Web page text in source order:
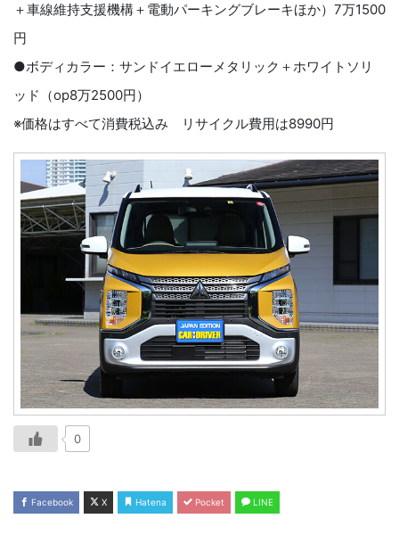
＋車線維持支援機構＋電動パーキングブレーキほか）7万1500
円
●ボディカラー：サンドイエローメタリック＋ホワイトソリ
ッド（op8万2500円）
※価格はすべて消費税込み リサイクル費用は8990円
0
Facebook X Hatena Pocket LINE